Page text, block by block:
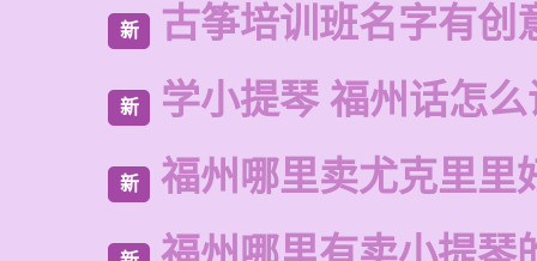
新 古筝培训班名字有创
新 学小提琴 福州话怎
新 福州哪里卖尤克里里